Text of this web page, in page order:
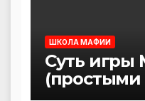
ШКОЛА МАФИИ
Суть игры
(простыми